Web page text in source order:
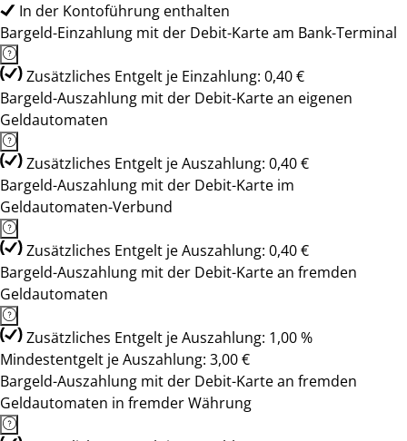
In der Kontoführung enthalten
Bargeld-Einzahlung mit der Debit-Karte am Bank-Terminal
Zusätzliches Entgelt je Einzahlung: 0,40 €
Bargeld-Auszahlung mit der Debit-Karte an eigenen
Geldautomaten
Zusätzliches Entgelt je Auszahlung: 0,40 €
Bargeld-Auszahlung mit der Debit-Karte im
Geldautomaten-Verbund
Zusätzliches Entgelt je Auszahlung: 0,40 €
Bargeld-Auszahlung mit der Debit-Karte an fremden
Geldautomaten
Zusätzliches Entgelt je Auszahlung: 1,00 %
Mindestentgelt je Auszahlung: 3,00 €
Bargeld-Auszahlung mit der Debit-Karte an fremden
Geldautomaten in fremder Währung